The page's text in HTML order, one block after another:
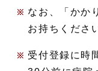
なお、「かか
お持ちくださ
受付登録に時